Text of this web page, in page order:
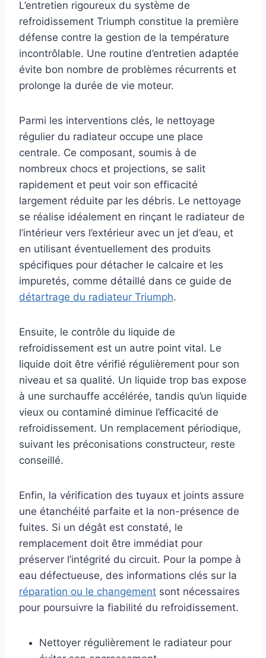
L’entretien rigoureux du système de
refroidissement Triumph constitue la première
défense contre la gestion de la température
incontrôlable. Une routine d’entretien adaptée
évite bon nombre de problèmes récurrents et
prolonge la durée de vie moteur.
Parmi les interventions clés, le nettoyage
régulier du radiateur occupe une place
centrale. Ce composant, soumis à de
nombreux chocs et projections, se salit
rapidement et peut voir son efficacité
largement réduite par les débris. Le nettoyage
se réalise idéalement en rinçant le radiateur de
l’intérieur vers l’extérieur avec un jet d’eau, et
en utilisant éventuellement des produits
spécifiques pour détacher le calcaire et les
impuretés, comme détaillé dans ce guide de
détartrage du radiateur Triumph.
Ensuite, le contrôle du liquide de
refroidissement est un autre point vital. Le
liquide doit être vérifié régulièrement pour son
niveau et sa qualité. Un liquide trop bas expose
à une surchauffe accélérée, tandis qu’un liquide
vieux ou contaminé diminue l’efficacité de
refroidissement. Un remplacement périodique,
suivant les préconisations constructeur, reste
conseillé.
Enfin, la vérification des tuyaux et joints assure
une étanchéité parfaite et la non-présence de
fuites. Si un dégât est constaté, le
remplacement doit être immédiat pour
préserver l’intégrité du circuit. Pour la pompe à
eau défectueuse, des informations clés sur la
réparation ou le changement sont nécessaires
pour poursuivre la fiabilité du refroidissement.
Nettoyer régulièrement le radiateur pour